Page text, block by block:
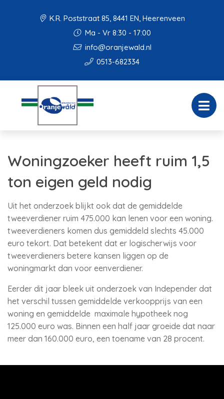
K.R. Poststraat 85, 8441 EN, Heerenveen
Ma - Vr 8:30 - 17:00
info@oranjewald.nl
0513-682334
Woningzoeker heeft ruim 1,5
ton eigen geld nodig
Uit het onderzoek blijkt ook dat de gemiddelde
tweeverdiener ruim 475.000 kan lenen voor een woning.
tweeverdieners komen dus gemiddeld slechts 45.000
euro tekort. Dat betekent dat er logischerwijs voor
tweeverdieners betere kansen liggen op de
woningmarkt dan voor eenverdiener.
Eerder dit jaar bleek uit onderzoek van Independer dat
het verschil tussen gemiddelde verkoopprijs van een
woning en gemiddelde maximale hypotheek nog
125.000 euro was. Binnen een half jaar groeide dat naar
meer dan 160.000 euro, een toename van 28 procent.